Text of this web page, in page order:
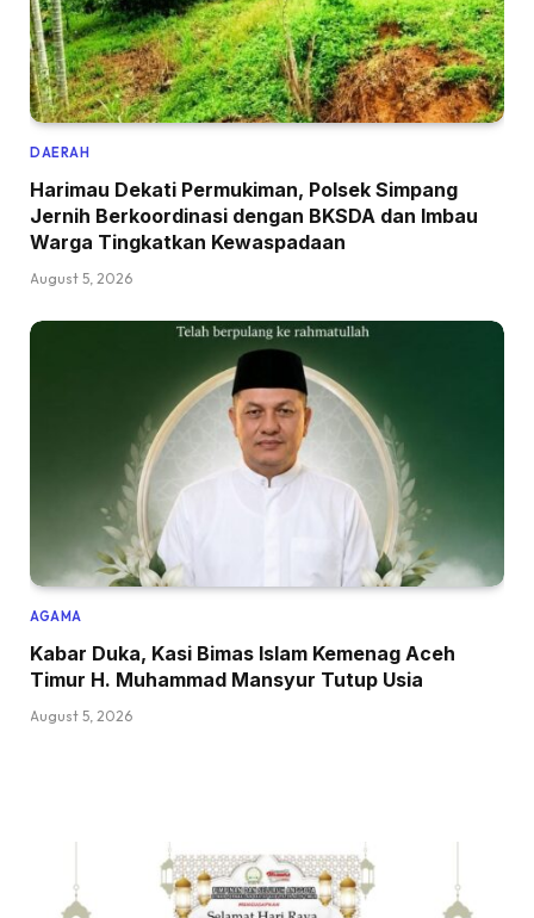
DAERAH
Harimau Dekati Permukiman, Polsek Simpang
Jernih Berkoordinasi dengan BKSDA dan Imbau
Warga Tingkatkan Kewaspadaan
August 5, 2026
AGAMA
Kabar Duka, Kasi Bimas Islam Kemenag Aceh
Timur H. Muhammad Mansyur Tutup Usia
August 5, 2026